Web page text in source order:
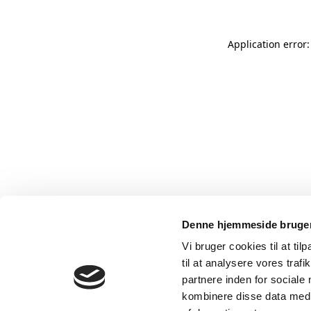
Denne hjemmeside
Vi bruger cookies til at
til at analysere vores
partnere inden for sociale
kombinere disse data
Application